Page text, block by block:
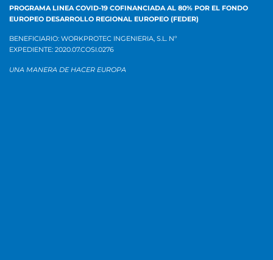
PROGRAMA LINEA COVID-19 COFINANCIADA AL 80% POR EL FONDO
EUROPEO DESARROLLO REGIONAL EUROPEO (FEDER)
BENEFICIARIO: WORKPROTEC INGENIERIA, S.L. Nº
EXPEDIENTE: 2020.07.COSI.0276
UNA MANERA DE HACER EUROPA